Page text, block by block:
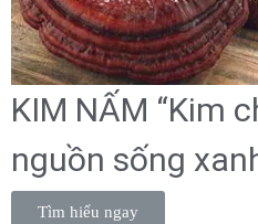
KIM NẤM “Kim
nguồn sống
Tìm hiểu ngay